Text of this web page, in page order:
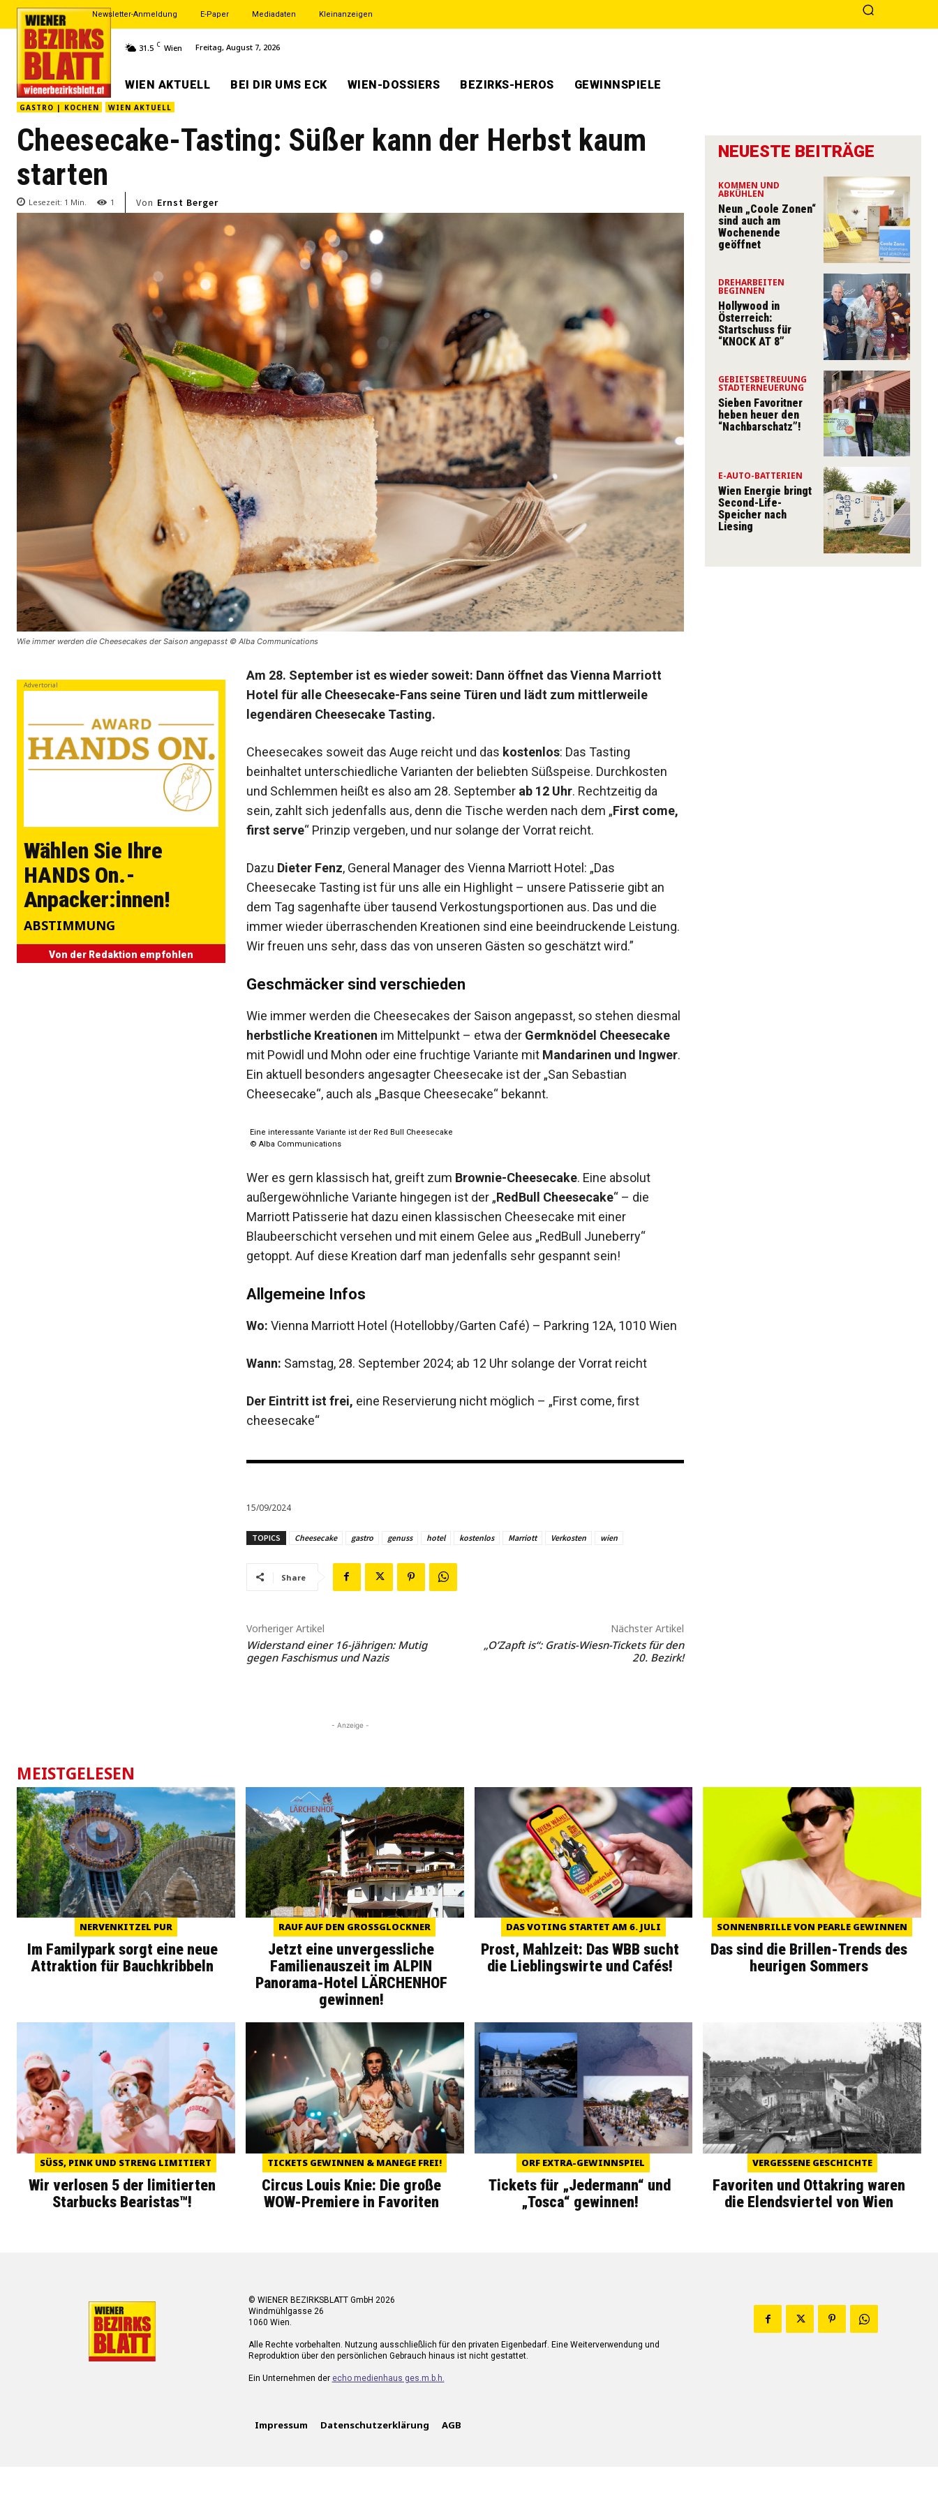
Newsletter-Anmeldung E-Paper Mediadaten Kleinanzeigen
31.5 C Wien Freitag, August 7, 2026
WIEN AKTUELL BEI DIR UMS ECK WIEN-DOSSIERS BEZIRKS-HEROS GEWINNSPIELE
GASTRO | KOCHEN WIEN AKTUELL
Cheesecake-Tasting: Süßer kann der Herbst kaum
starten
Lesezeit: 1 Min. 1 Von Ernst Berger
Wie immer werden die Cheesecakes der Saison angepasst © Alba Communications
Advertorial
Wählen Sie Ihre
HANDS On.-
Anpacker:innen!
ABSTIMMUNG
Von der Redaktion empfohlen
Am 28. September ist es wieder soweit: Dann öffnet das Vienna Marriott
Hotel für alle Cheesecake-Fans seine Türen und lädt zum mittlerweile
legendären Cheesecake Tasting.
Cheesecakes soweit das Auge reicht und das kostenlos: Das Tasting
beinhaltet unterschiedliche Varianten der beliebten Süßspeise. Durchkosten
und Schlemmen heißt es also am 28. September ab 12 Uhr. Rechtzeitig da
sein, zahlt sich jedenfalls aus, denn die Tische werden nach dem „First come,
first serve“ Prinzip vergeben, und nur solange der Vorrat reicht.
Dazu Dieter Fenz, General Manager des Vienna Marriott Hotel: „Das
Cheesecake Tasting ist für uns alle ein Highlight – unsere Patisserie gibt an
dem Tag sagenhafte über tausend Verkostungsportionen aus. Das und die
immer wieder überraschenden Kreationen sind eine beeindruckende Leistung.
Wir freuen uns sehr, dass das von unseren Gästen so geschätzt wird.”
Geschmäcker sind verschieden
Wie immer werden die Cheesecakes der Saison angepasst, so stehen diesmal
herbstliche Kreationen im Mittelpunkt – etwa der Germknödel Cheesecake
mit Powidl und Mohn oder eine fruchtige Variante mit Mandarinen und Ingwer.
Ein aktuell besonders angesagter Cheesecake ist der „San Sebastian
Cheesecake“, auch als „Basque Cheesecake“ bekannt.
Eine interessante Variante ist der Red Bull Cheesecake
© Alba Communications
Wer es gern klassisch hat, greift zum Brownie-Cheesecake. Eine absolut
außergewöhnliche Variante hingegen ist der „RedBull Cheesecake“ – die
Marriott Patisserie hat dazu einen klassischen Cheesecake mit einer
Blaubeerschicht versehen und mit einem Gelee aus „RedBull Juneberry“
getoppt. Auf diese Kreation darf man jedenfalls sehr gespannt sein!
Allgemeine Infos
Wo: Vienna Marriott Hotel (Hotellobby/Garten Café) – Parkring 12A, 1010 Wien
Wann: Samstag, 28. September 2024; ab 12 Uhr solange der Vorrat reicht
Der Eintritt ist frei, eine Reservierung nicht möglich – „First come, first
cheesecake“
15/09/2024
TOPICS Cheesecake gastro genuss hotel kostenlos Marriott Verkosten wien
Share
Vorheriger Artikel
Widerstand einer 16-jährigen: Mutig
gegen Faschismus und Nazis
Nächster Artikel
„O’Zapft is“: Gratis-Wiesn-Tickets für den
20. Bezirk!
- Anzeige -
NEUESTE BEITRÄGE
KOMMEN UND
ABKÜHLEN
Neun „Coole Zonen“
sind auch am
Wochenende
geöffnet
DREHARBEITEN
BEGINNEN
Hollywood in
Österreich:
Startschuss für
“KNOCK AT 8”
GEBIETSBETREUUNG
STADTERNEUERUNG
Sieben Favoritner
heben heuer den
“Nachbarschatz”!
E-AUTO-BATTERIEN
Wien Energie bringt
Second-Life-
Speicher nach
Liesing
MEISTGELESEN
NERVENKITZEL PUR
Im Familypark sorgt eine neue
Attraktion für Bauchkribbeln
RAUF AUF DEN GROSSGLOCKNER
Jetzt eine unvergessliche
Familienauszeit im ALPIN
Panorama-Hotel LÄRCHENHOF
gewinnen!
DAS VOTING STARTET AM 6. JULI
Prost, Mahlzeit: Das WBB sucht
die Lieblingswirte und Cafés!
SONNENBRILLE VON PEARLE GEWINNEN
Das sind die Brillen-Trends des
heurigen Sommers
SÜSS, PINK UND STRENG LIMITIERT
Wir verlosen 5 der limitierten
Starbucks Bearistas™!
TICKETS GEWINNEN & MANEGE FREI!
Circus Louis Knie: Die große
WOW-Premiere in Favoriten
ORF EXTRA-GEWINNSPIEL
Tickets für „Jedermann“ und
„Tosca“ gewinnen!
VERGESSENE GESCHICHTE
Favoriten und Ottakring waren
die Elendsviertel von Wien
© WIENER BEZIRKSBLATT GmbH 2026
Windmühlgasse 26
1060 Wien.
Alle Rechte vorbehalten. Nutzung ausschließlich für den privaten Eigenbedarf. Eine Weiterverwendung und
Reproduktion über den persönlichen Gebrauch hinaus ist nicht gestattet.
Ein Unternehmen der echo medienhaus ges.m.b.h.
Impressum Datenschutzerklärung AGB